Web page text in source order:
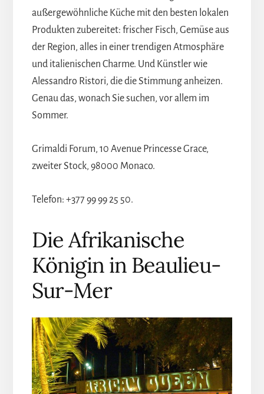
außergewöhnliche Küche mit den besten lokalen
Produkten zubereitet: frischer Fisch, Gemüse aus
der Region, alles in einer trendigen Atmosphäre
und italienischen Charme. Und Künstler wie
Alessandro Ristori, die die Stimmung anheizen.
Genau das, wonach Sie suchen, vor allem im
Sommer.
Grimaldi Forum, 10 Avenue Princesse Grace,
zweiter Stock, 98000 Monaco.
Telefon: +377 99 99 25 50.
Die Afrikanische
Königin in Beaulieu-
Sur-Mer